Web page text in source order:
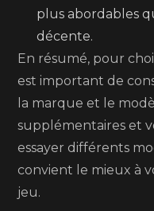
plus abordables
décente.
En résumé, pour
est important de
la marque et le
supplémentaires et
essayer différents
convient le mieux à
jeu.